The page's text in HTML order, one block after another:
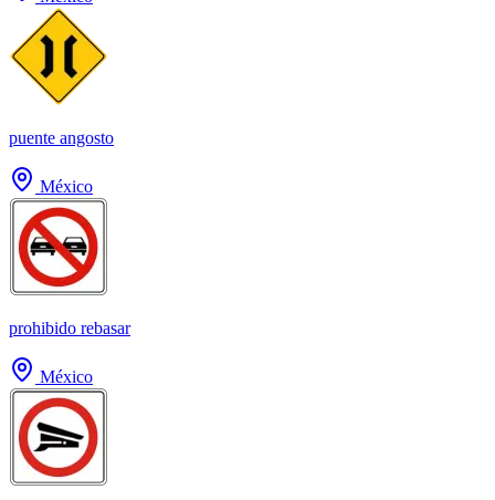
puente angosto
México
prohibido rebasar
México